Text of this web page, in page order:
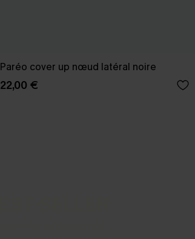
Paréo cover up nœud latéral noire
22,00 €